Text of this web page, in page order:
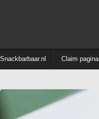
Snackbarbaar.nl Claim pagina